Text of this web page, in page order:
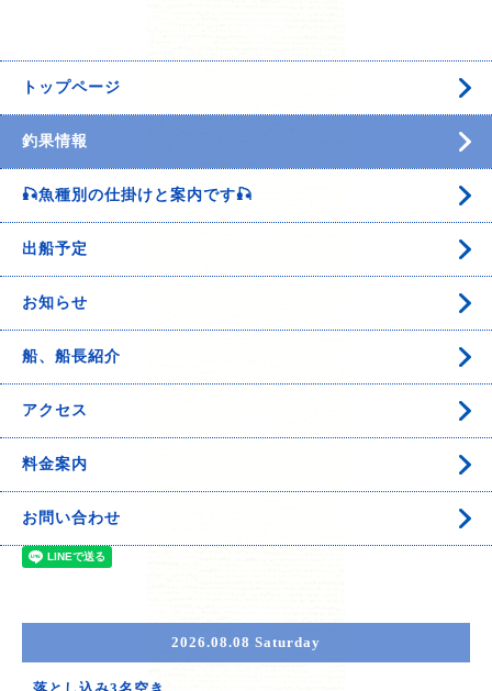
トップページ
釣果情報
🎣魚種別の仕掛けと案内です🎣
出船予定
お知らせ
船、船長紹介
アクセス
料金案内
お問い合わせ
2026.08.08 Saturday